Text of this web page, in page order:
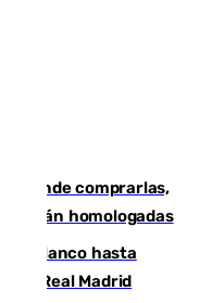
dónde comprarlas,
están homologadas
de blanco hasta
el Real Madrid